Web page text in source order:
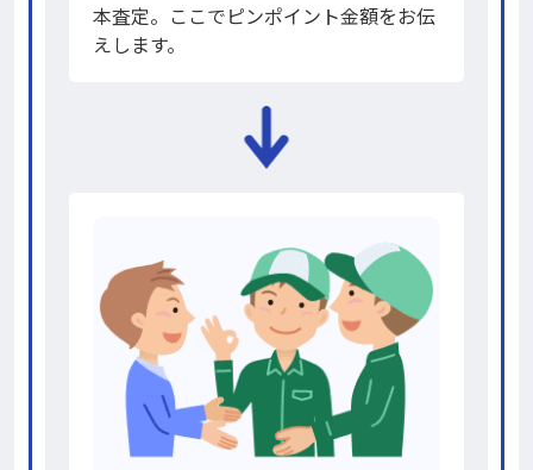
本査定。ここでピンポイント金額をお伝
えします。